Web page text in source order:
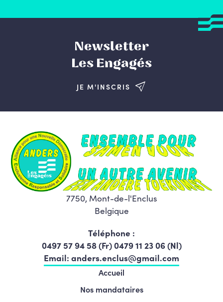
Newsletter
Les Engagés
JE M'INSCRIS
7750, Mont-de-l'Enclus
Belgique
Téléphone :
0497 57 94 58 (Fr) 0479 11 23 06 (Nl)
Email: anders.enclus@gmail.com
Accueil
Nos mandataires